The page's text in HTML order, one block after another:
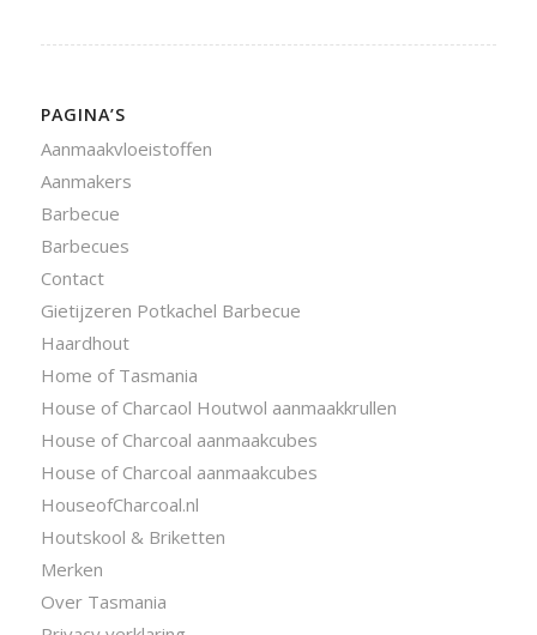
PAGINA’S
Aanmaakvloeistoffen
Aanmakers
Barbecue
Barbecues
Contact
Gietijzeren Potkachel Barbecue
Haardhout
Home of Tasmania
House of Charcaol Houtwol aanmaakkrullen
House of Charcoal aanmaakcubes
House of Charcoal aanmaakcubes
HouseofCharcoal.nl
Houtskool & Briketten
Merken
Over Tasmania